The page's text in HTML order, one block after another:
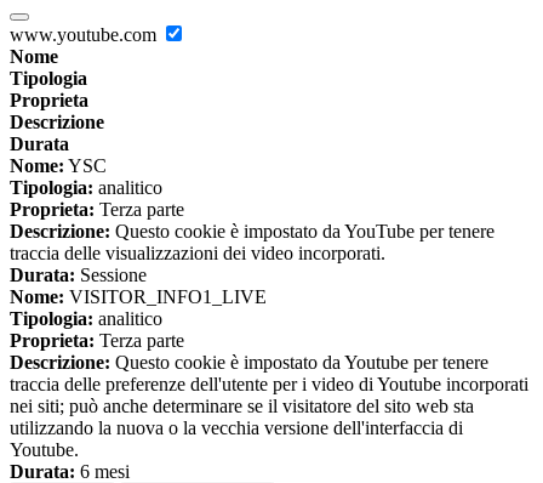
www.youtube.com
Nome
Tipologia
Proprieta
Descrizione
Durata
Nome: YSC
Tipologia: analitico
Proprieta: Terza parte
Descrizione: Questo cookie è impostato da YouTube per tenere
traccia delle visualizzazioni dei video incorporati.
Durata: Sessione
Nome: VISITOR_INFO1_LIVE
Tipologia: analitico
Proprieta: Terza parte
Descrizione: Questo cookie è impostato da Youtube per tenere
traccia delle preferenze dell'utente per i video di Youtube incorporati
nei siti; può anche determinare se il visitatore del sito web sta
utilizzando la nuova o la vecchia versione dell'interfaccia di
Youtube.
Durata: 6 mesi